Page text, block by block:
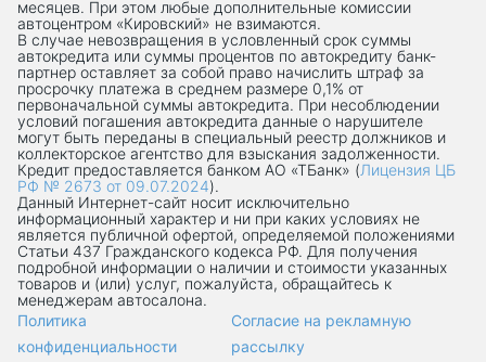
месяцев. При этом любые дополнительные комиссии
автоцентром «Кировский» не взимаются.
В случае невозвращения в условленный срок суммы
автокредита или суммы процентов по автокредиту банк-
партнер оставляет за собой право начислить штраф за
просрочку платежа в среднем размере 0,1% от
первоначальной суммы автокредита. При несоблюдении
условий погашения автокредита данные о нарушителе
могут быть переданы в специальный реестр должников и
коллекторское агентство для взыскания задолженности.
Кредит предоставляется банком АО «ТБанк» (Лицензия ЦБ
РФ № 2673 от 09.07.2024).
Данный Интернет-сaйт носит исключительно
информационный характер и ни при каких условиях не
является публичной офертой, определяемой положениями
Статьи 437 Гражданского кодекса РФ. Для получения
подробной информации о наличии и стоимости указанных
товаров и (или) услуг, пожалуйста, обращайтесь к
менеджерам автосалона.
Политика
конфиденциальности
Согласие на рекламную
рассылку